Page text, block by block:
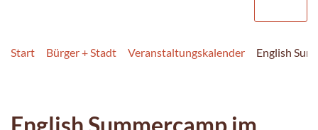
Start Bürger + Stadt Veranstaltungskalender English
English Summercamp im